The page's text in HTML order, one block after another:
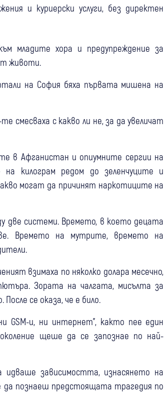
и куриерски услуги, без директен
младите хора и предупреждение за
животи.
на София бяха първата мишена на
смесваха с какво ли не, за да увеличат
в Афганистан и опиумните сергии на
килограм редом до зеленчуците и
могат да причинят наркотиците на
две системи. Времето, в което децата
Времето на мутрите, времето на
взимаха по няколко долара месечно,
Зората на чалгата, мисълта за
се оказа, че е било.
GSM-и, ни интернет", както пее един
щеше да се запознае по най-
зависимостта, изнасянето на
да познаеш предстоящата трагедия по